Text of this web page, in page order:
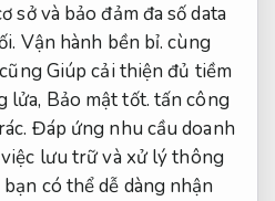
sở và bảo đảm đa số data
Vận hành bền bỉ. cùng
Giúp cải thiện đủ tiềm
lửa, Bảo mật tốt. tấn công
Đáp ứng nhu cầu doanh
lưu trữ và xử lý thông
có thể dễ dàng nhận